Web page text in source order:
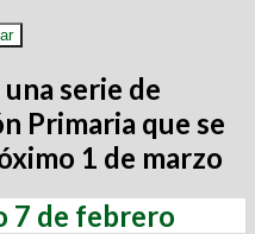
serie de
Primaria que se
1 de marzo
7 de febrero